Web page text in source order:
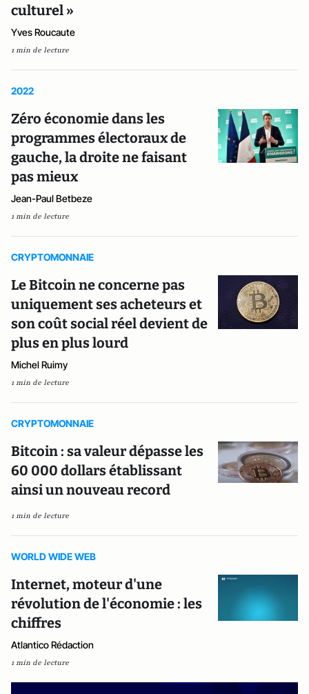
culturel »
Yves Roucaute
1 min de lecture
2022
Zéro économie dans les
programmes électoraux de
gauche, la droite ne faisant
pas mieux
Jean-Paul Betbeze
1 min de lecture
CRYPTOMONNAIE
Le Bitcoin ne concerne pas
uniquement ses acheteurs et
son coût social réel devient de
plus en plus lourd
Michel Ruimy
1 min de lecture
CRYPTOMONNAIE
Bitcoin : sa valeur dépasse les
60 000 dollars établissant
ainsi un nouveau record
1 min de lecture
WORLD WIDE WEB
Internet, moteur d'une
révolution de l'économie : les
chiffres
Atlantico Rédaction
1 min de lecture